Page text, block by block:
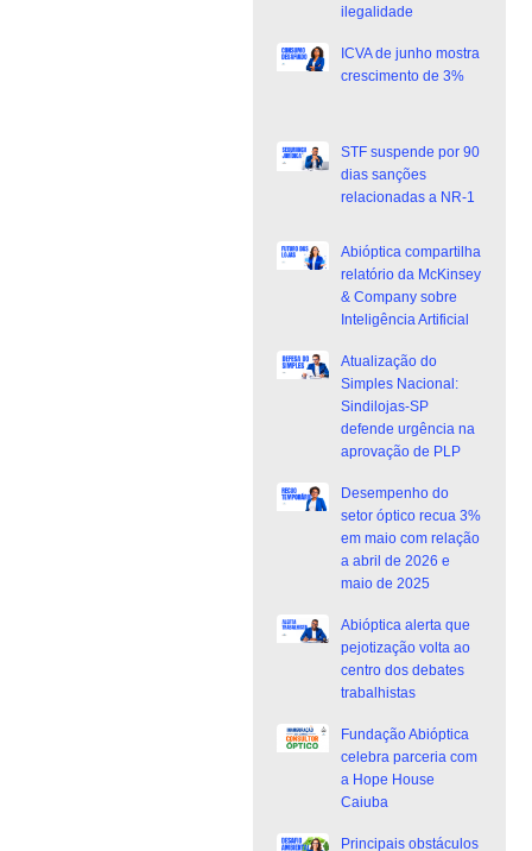
ilegalidade
ICVA de junho mostra
crescimento de 3%
STF suspende por 90
dias sanções
relacionadas a NR-1
Abióptica compartilha
relatório da McKinsey
& Company sobre
Inteligência Artificial
Atualização do
Simples Nacional:
Sindilojas-SP
defende urgência na
aprovação de PLP
Desempenho do
setor óptico recua 3%
em maio com relação
a abril de 2026 e
maio de 2025
Abióptica alerta que
pejotização volta ao
centro dos debates
trabalhistas
Fundação Abióptica
celebra parceria com
a Hope House
Caiuba
Principais obstáculos